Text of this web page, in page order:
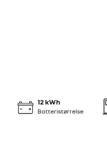
Batteristørrelse
12 kWh